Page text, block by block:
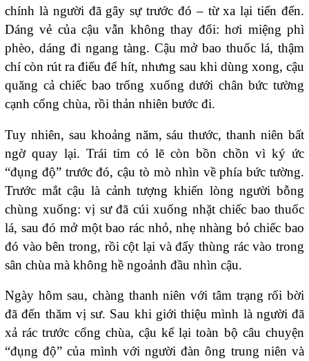
chính là người đã gây sự trước đó – từ xa lại tiến đến.
Dáng vẻ của cậu vẫn không thay đổi: hơi miệng phì
phèo, dáng đi ngang tàng. Cậu mở bao thuốc lá, thậm
chí còn rút ra điếu để hít, nhưng sau khi dùng xong, cậu
quăng cả chiếc bao trống xuống dưới chân bức tường
cạnh cổng chùa, rồi thản nhiên bước đi.
Tuy nhiên, sau khoảng năm, sáu thước, thanh niên bất
ngờ quay lại. Trái tim có lẽ còn bồn chồn vì ký ức
“đụng độ” trước đó, cậu tò mò nhìn về phía bức tường.
Trước mắt cậu là cảnh tượng khiến lòng người bỗng
chùng xuống: vị sư đã cúi xuống nhặt chiếc bao thuốc
lá, sau đó mở một bao rác nhỏ, nhẹ nhàng bỏ chiếc bao
đó vào bên trong, rồi cột lại và đẩy thùng rác vào trong
sân chùa mà không hề ngoảnh đầu nhìn cậu.
Ngày hôm sau, chàng thanh niên với tâm trạng rối bời
đã đến thăm vị sư. Sau khi giới thiệu mình là người đã
xả rác trước cổng chùa, cậu kể lại toàn bộ câu chuyện
“đụng độ” của mình với người đàn ông trung niên và